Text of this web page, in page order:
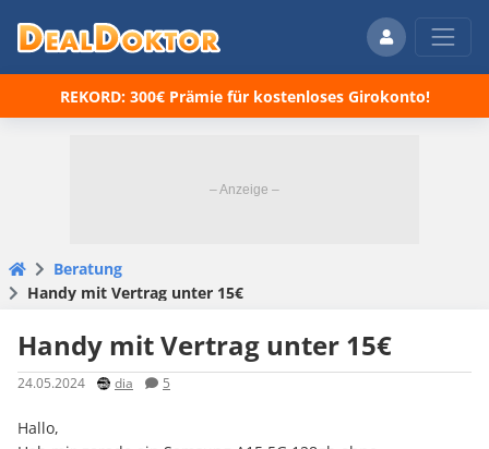
REKORD: 300€ Prämie für kostenloses Girokonto!
Beratung
Handy mit Vertrag unter 15€
Handy mit Vertrag unter 15€
24.05.2024 dia 5
Hallo,